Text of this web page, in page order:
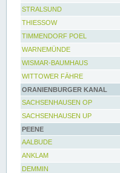
STRALSUND
THIESSOW
TIMMENDORF POEL
WARNEMÜNDE
WISMAR-BAUMHAUS
WITTOWER FÄHRE
ORANIENBURGER KANAL
SACHSENHAUSEN OP
SACHSENHAUSEN UP
PEENE
AALBUDE
ANKLAM
DEMMIN